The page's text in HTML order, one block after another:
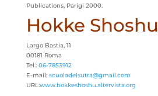
Publications, Parigi 2000.
Hokke Shoshu
Largo Bastia, 11
00181 Roma
Tel.: 06-7853912
E-mail: scuoladelsutra@gmail.com
URL:www.hokkeshoshu.altervista.org